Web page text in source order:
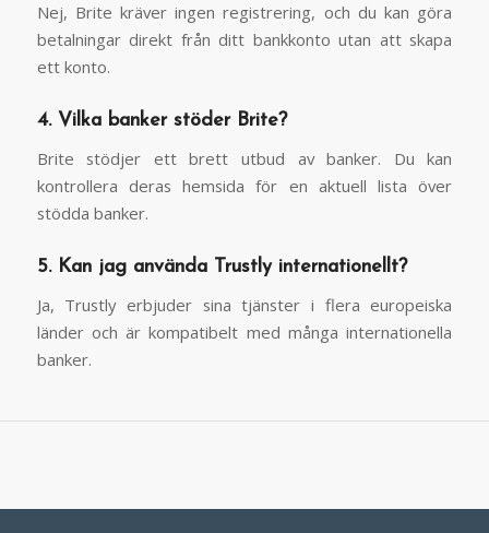
Nej, Brite kräver ingen registrering, och du kan göra
betalningar direkt från ditt bankkonto utan att skapa
ett konto.
4. Vilka banker stöder Brite?
Brite stödjer ett brett utbud av banker. Du kan
kontrollera deras hemsida för en aktuell lista över
stödda banker.
5. Kan jag använda Trustly internationellt?
Ja, Trustly erbjuder sina tjänster i flera europeiska
länder och är kompatibelt med många internationella
banker.